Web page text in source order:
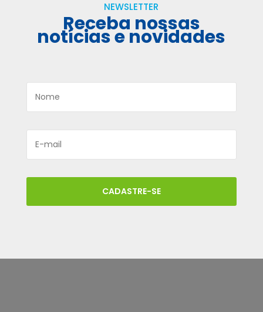
NEWSLETTER
Receba nossas
notícias e novidades
CADASTRE-SE